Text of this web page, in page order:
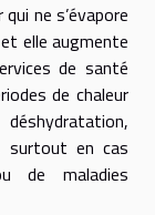
ne s’évapore
elle augmente
de santé
de chaleur
surtout en cas
de maladies